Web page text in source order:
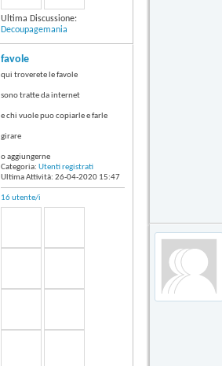
Ultima Discussione:
Decoupagemania
favole
qui troverete le favole
sono tratte da internet
e chi vuole puo copiarle e farle
girare
o aggiungerne
Categoria: Utenti registrati
Ultima Attività: 26-04-2020 15:47
16 utente/i